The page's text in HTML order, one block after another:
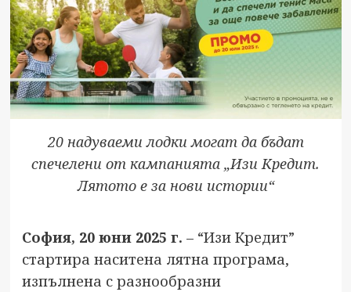
20 надуваеми лодки могат да бъдат
спечелени от кампанията „Изи Кредит.
Лятото е за нови истории“
София, 20 юни 2025 г. – “Изи Кредит”
стартира наситена лятна програма,
изпълнена с разнообразни